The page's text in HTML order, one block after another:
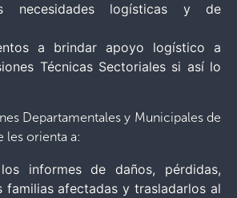
necesidades logísticas y de
a brindar apoyo logístico a
Técnicas Sectoriales si así lo
Departamentales y Municipales de
les orienta a:
informes de daños, pérdidas,
familias afectadas y trasladarlos al